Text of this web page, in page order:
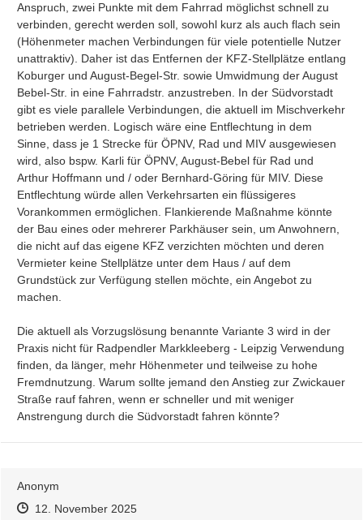
Anspruch, zwei Punkte mit dem Fahrrad möglichst schnell zu
verbinden, gerecht werden soll, sowohl kurz als auch flach sein
(Höhenmeter machen Verbindungen für viele potentielle Nutzer
unattraktiv). Daher ist das Entfernen der KFZ-Stellplätze entlang
Koburger und August-Begel-Str. sowie Umwidmung der August
Bebel-Str. in eine Fahrradstr. anzustreben. In der Südvorstadt
gibt es viele parallele Verbindungen, die aktuell im Mischverkehr
betrieben werden. Logisch wäre eine Entflechtung in dem
Sinne, dass je 1 Strecke für ÖPNV, Rad und MIV ausgewiesen
wird, also bspw. Karli für ÖPNV, August-Bebel für Rad und
Arthur Hoffmann und / oder Bernhard-Göring für MIV. Diese
Entflechtung würde allen Verkehrsarten ein flüssigeres
Vorankommen ermöglichen. Flankierende Maßnahme könnte
der Bau eines oder mehrerer Parkhäuser sein, um Anwohnern,
die nicht auf das eigene KFZ verzichten möchten und deren
Vermieter keine Stellplätze unter dem Haus / auf dem
Grundstück zur Verfügung stellen möchte, ein Angebot zu
machen.
Die aktuell als Vorzugslösung benannte Variante 3 wird in der
Praxis nicht für Radpendler Markkleeberg - Leipzig Verwendung
finden, da länger, mehr Höhenmeter und teilweise zu hohe
Fremdnutzung. Warum sollte jemand den Anstieg zur Zwickauer
Straße rauf fahren, wenn er schneller und mit weniger
Anstrengung durch die Südvorstadt fahren könnte?
Anonym
Zeitpunkt des Erstellens
Zeitpunkt des Erstellens
12. November 2025Zur Äußerung